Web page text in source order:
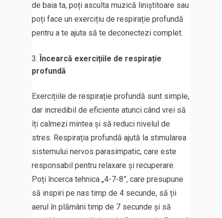
de baia ta, poți asculta muzică liniștitoare sau
poți face un exercițiu de respirație profundă
pentru a te ajuta să te deconectezi complet.
Încearcă exercițiile de respirație
profundă
Exercițiile de respirație profundă sunt simple,
dar incredibil de eficiente atunci când vrei să
îți calmezi mintea și să reduci nivelul de
stres. Respirația profundă ajută la stimularea
sistemului nervos parasimpatic, care este
responsabil pentru relaxare și recuperare.
Poți încerca tehnica „4-7-8”, care presupune
să inspiri pe nas timp de 4 secunde, să ții
aerul în plămâni timp de 7 secunde și să